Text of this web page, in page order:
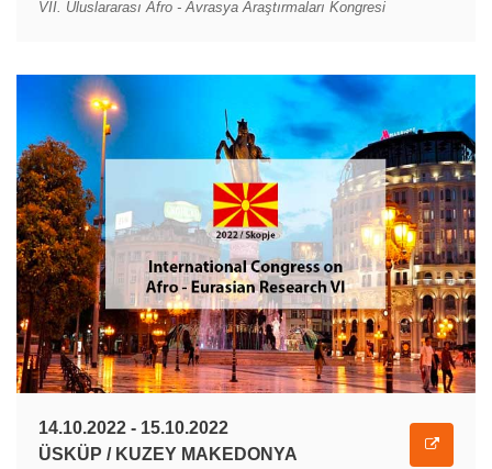
VII. Uluslararası Afro - Avrasya Araştırmaları Kongresi
14.10.2022 - 15.10.2022
ÜSKÜP / KUZEY MAKEDONYA